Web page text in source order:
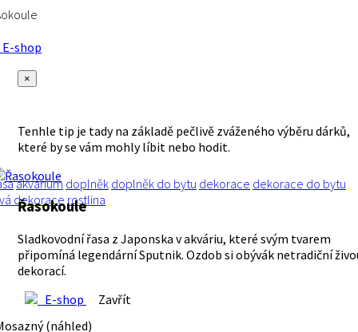
shop
×
Tenhle tip je tady na základě pečlivě zváženého výběru dárků,
které by se vám mohly líbit nebo hodit.
akvárium doplněk doplněk do bytu dekorace dekorace do bytu
dekorace rostlina
Řasokoule
Sladkovodní řasa z Japonska v akváriu, které svým tvarem
připomíná legendární Sputnik. Ozdob si obývák netradiční
dekorací.
E-shop
Zavřít